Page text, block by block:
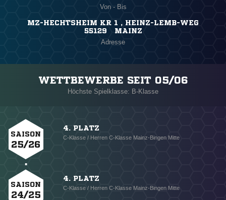
Von - Bis
MZ-HECHTSHEIM KR 1 , HEINZ-LEMB-WEG
55129 MAINZ
Adresse
WETTBEWERBE SEIT 05/06
Höchste Spielklasse: B-Klasse
SAISON
25/26
4. PLATZ
C-Klasse / Herren C-Klasse Mainz-Bingen Mitte
SAISON
24/25
4. PLATZ
C-Klasse / Herren C-Klasse Mainz-Bingen Mitte